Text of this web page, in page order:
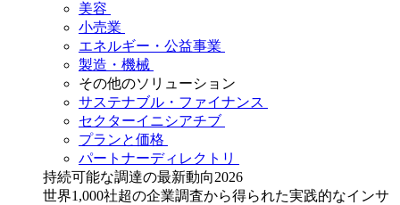
美容
小売業
エネルギー・公益事業
製造・機械
その他のソリューション
サステナブル・ファイナンス
セクターイニシアチブ
プランと価格
パートナーディレクトリ
持続可能な調達の最新動向2026
世界1,000社超の企業調査から得られた実践的なインサ